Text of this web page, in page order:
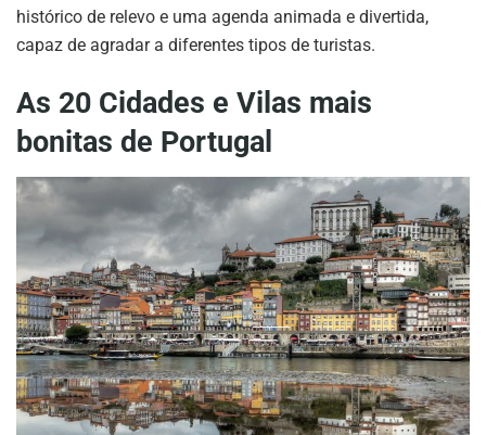
histórico de relevo e uma agenda animada e divertida,
capaz de agradar a diferentes tipos de turistas.
As 20 Cidades e Vilas mais
bonitas de Portugal